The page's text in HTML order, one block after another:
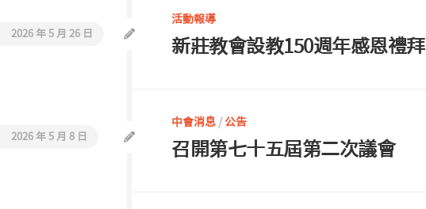
活動報導
新莊教會設教150週年感恩禮拜
2026 年 5 月 26 日
中會消息 /公告
召開第七十五屆第二次議會
2026 年 5 月 8 日